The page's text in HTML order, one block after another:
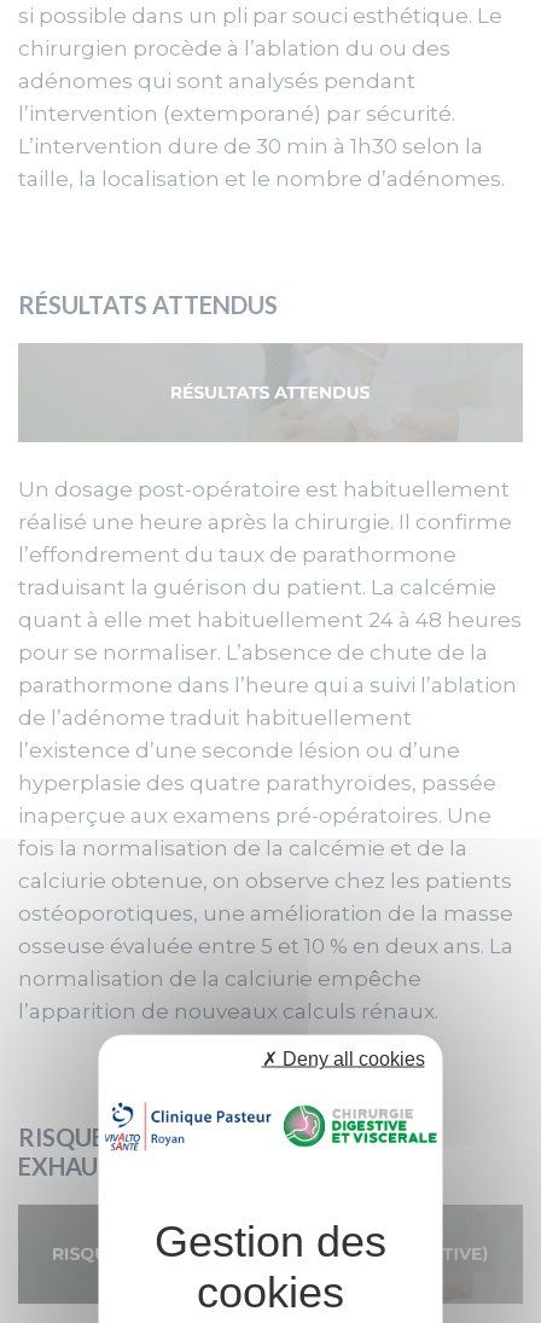
si possible dans un pli par souci esthétique. Le
chirurgien procède à l’ablation du ou des
adénomes qui sont analysés pendant
l’intervention (extemporané) par sécurité.
L’intervention dure de 30 min à 1h30 selon la
taille, la localisation et le nombre d’adénomes.
RÉSULTATS ATTENDUS
Un dosage post-opératoire est habituellement
réalisé une heure après la chirurgie. Il confirme
l’effondrement du taux de parathormone
traduisant la guérison du patient. La calcémie
quant à elle met habituellement 24 à 48 heures
pour se normaliser. L’absence de chute de la
parathormone dans l’heure qui a suivi l’ablation
de l’adénome traduit habituellement
l’existence d’une seconde lésion ou d’une
hyperplasie des quatre parathyroïdes, passée
inaperçue aux examens pré-opératoires. Une
fois la normalisation de la calcémie et de la
calciurie obtenue, on observe chez les patients
ostéoporotiques, une amélioration de la masse
osseuse évaluée entre 5 et 10 % en deux ans. La
normalisation de la calciurie empêche
l’apparition de nouveaux calculs rénaux.
RISQUES OPÉRATOIRES (LISTE NON
EXHAUSTIVE)
✗ Deny all cookies